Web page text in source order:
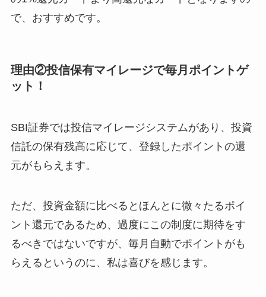
で、おすすめです。
理由②投信保有マイレージで毎月ポイントゲ
ット！
SBI証券では投信マイレージシステムがあり、投資
信託の保有残高に応じて、登録したポイントの還
元がもらえます。
ただ、投資金額に比べるとほんとに微々たるポイ
ント還元であるため、過度にこの制度に期待をす
るべきではないですが、毎月自動でポイントがも
らえるというのに、私は喜びを感じます。